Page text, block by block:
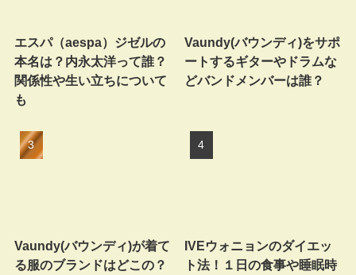
エスパ（aespa）ジゼルの
本名は？内永太洋って誰？
関係性や生い立ちについて
も
Vaundy(バウンディ)をサポ
ートするギターやドラムな
どバンドメンバーは誰？
Vaundy(バウンディ)が着て
る服のブランドはどこの？
IVEウォニョンのダイエッ
ト法！１日の食事や睡眠時